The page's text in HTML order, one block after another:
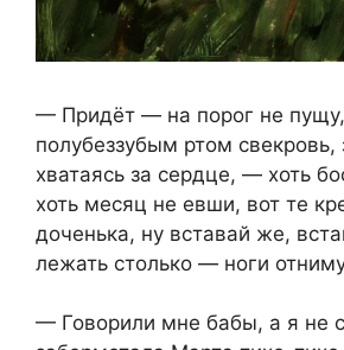
— Придёт — на порог не
полубеззубым ртом свекровь,
хватаясь за сердце, — хоть
хоть месяц не евши, вот те
доченька, ну вставай же,
лежать столько — ноги
— Говорили мне бабы, а я не